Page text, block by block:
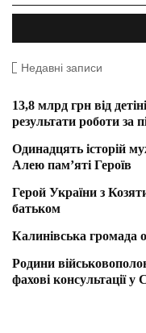
Недавні записи
13,8 млрд грн від
результати роботи за
Одинадцять історій
Алею пам’яті Героїв
Герой України з
батьком
Калинівська громада
Родини
фахові консультації у